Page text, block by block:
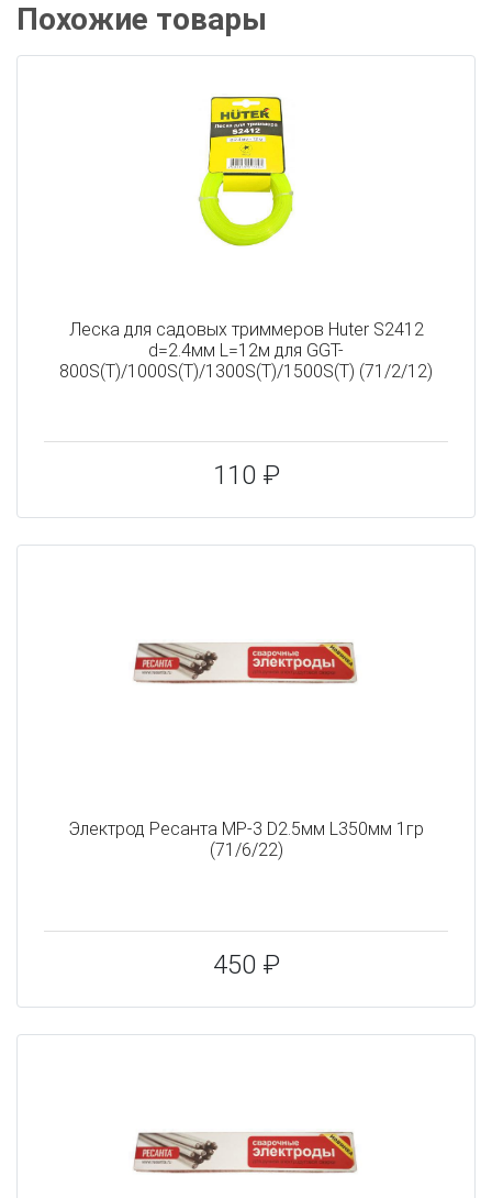
Похожие товары
Леска для садовых триммеров Huter S2412
d=2.4мм L=12м для GGT-
800S(T)/1000S(T)/1300S(T)/1500S(T) (71/2/12)
110 ₽
Электрод Ресанта МР-3 D2.5мм L350мм 1гр
(71/6/22)
450 ₽